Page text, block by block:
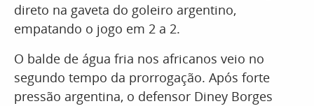
direto na gaveta do goleiro argentino,
empatando o jogo em 2 a 2.
O balde de água fria nos africanos veio no
segundo tempo da prorrogação. Após forte
pressão argentina, o defensor Diney Borges